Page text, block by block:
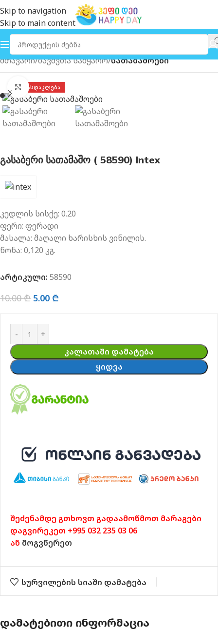
Skip to navigation
Skip to main content
მთავარი ბავშვთა სამყარო სათამაშოები
ᲤᲐᲡᲓᲐᲙᲚᲔᲑᲐ
გახსნა
გასაბერი სათამაშო ( 58590) Intex
კედლის სისქე: 0.20
ფერი: ფერადი
მასალა: მაღალი ხარისხის ვინილის.
წონა: 0,120 კგ.
არტიკული: 58590
10.00₾ 5.00 ₾
ᲙᲐᲚᲐᲗᲐᲨᲘ ᲓᲐᲛᲐᲢᲔᲑᲐ
ᲧᲘᲓᲕᲐ
შეძენამდე გთხოვთ გადაამოწმოთ მარაგები
დაგვირეკეთ +995 032 235 03 06
ან მოგვწერეთ
სურვილების სიაში დამატება
ᲓᲐᲛᲐᲢᲔᲑᲘᲗᲘ ᲘᲜᲤᲝᲠᲛᲐᲪᲘᲐ